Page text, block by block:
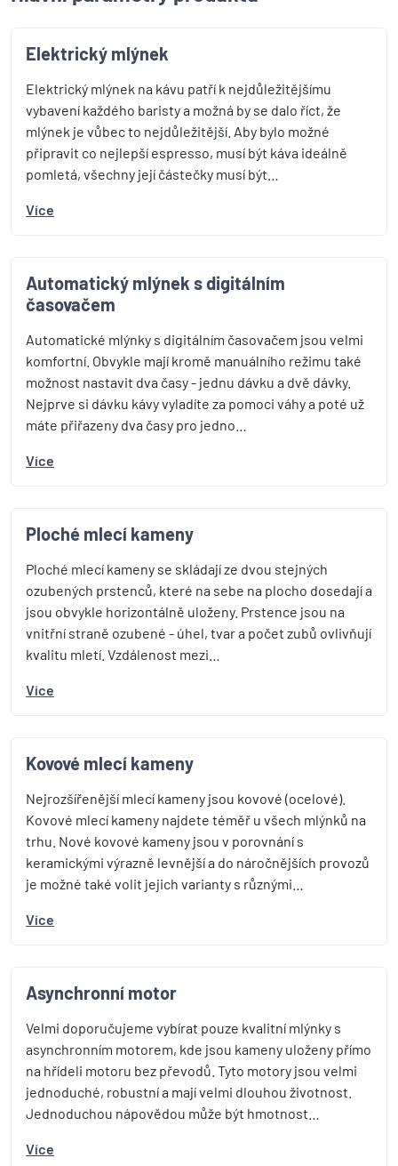
Elektrický mlýnek
Elektrický mlýnek na kávu patří k nejdůležitějšímu
vybavení každého baristy a možná by se dalo říct, že
mlýnek je vůbec to nejdůležitější. Aby bylo možné
připravit co nejlepší espresso, musí být káva ideálně
pomletá, všechny její částečky musí být…
Více
Automatický mlýnek s digitálním
časovačem
Automatické mlýnky s digitálním časovačem jsou velmi
komfortní. Obvykle mají kromě manuálního režimu také
možnost nastavit dva časy - jednu dávku a dvě dávky.
Nejprve si dávku kávy vyladíte za pomoci váhy a poté už
máte přiřazeny dva časy pro jedno…
Více
Ploché mlecí kameny
Ploché mlecí kameny se skládají ze dvou stejných
ozubených prstenců, které na sebe na plocho dosedají a
jsou obvykle horizontálně uloženy. Prstence jsou na
vnitřní straně ozubené - úhel, tvar a počet zubů ovlivňují
kvalitu mletí. Vzdálenost mezi…
Více
Kovové mlecí kameny
Nejrozšířenější mlecí kameny jsou kovové (ocelové).
Kovové mlecí kameny najdete téměř u všech mlýnků na
trhu. Nové kovové kameny jsou v porovnání s
keramickými výrazně levnější a do náročnějších provozů
je možné také volit jejich varianty s různými…
Více
Asynchronní motor
Velmi doporučujeme vybírat pouze kvalitní mlýnky s
asynchronním motorem, kde jsou kameny uloženy přímo
na hřídeli motoru bez převodů. Tyto motory jsou velmi
jednoduché, robustní a mají velmi dlouhou životnost.
Jednoduchou nápovědou může být hmotnost…
Více